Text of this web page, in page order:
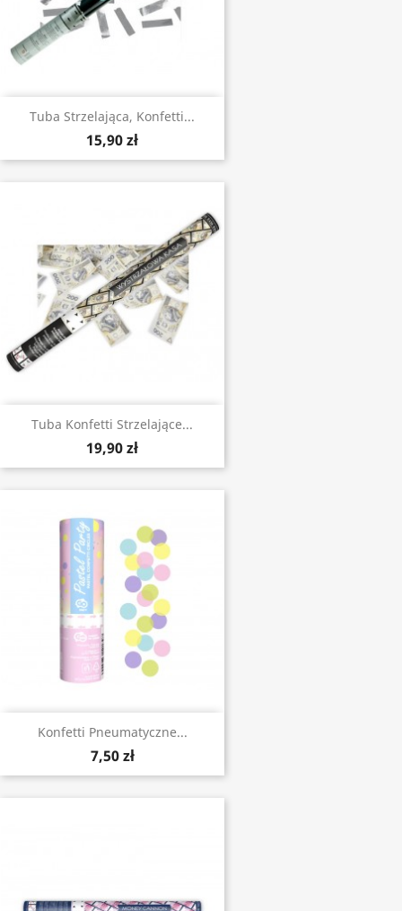
Tuba Strzelająca, Konfetti...
15,90 zł
Tuba Konfetti Strzelające...
19,90 zł
Konfetti Pneumatyczne...
7,50 zł